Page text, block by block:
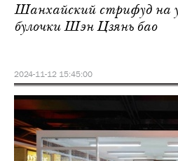
Шанхайский стрифуд на
булочки Шэн Цзянь бао
2024-11-12 15:45:00